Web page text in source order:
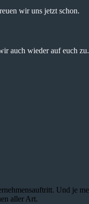
wir uns jetzt schon.
auch wieder auf euch
Und je
aller Art.